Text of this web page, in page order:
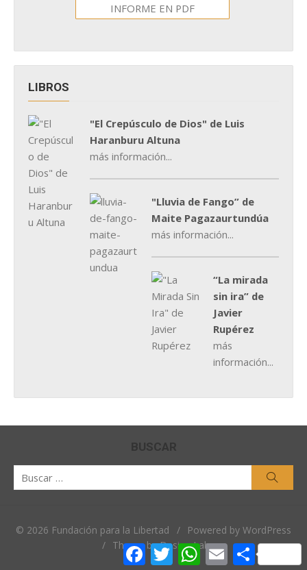
INFORME EN PDF
LIBROS
"El Crepúsculo de Dios" de Luis
Haranburu Altuna
más información...
"Lluvia de Fango” de
Maite Pagazaurtundúa
más información...
“La mirada
sin ira” de
Javier
Rupérez
más
información...
BUSCAR
© 2026 Fundación para la Libertad /
Powered by WordPress
/ Theme by Design Lab
Facebook
TwitterWhatsApp
EmailCompartir